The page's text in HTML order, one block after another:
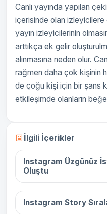
Canlı yayında yapılan
içerisinde olan izleyicilere
yayın izleyicilerinin
arttıkça ek gelir
alınmasına neden olur.
rağmen daha çok kişinin
de çoğu kişi için bir şans
etkileşimde olanların
İlgili İçerikler
16 Aralık 2025
Instagram Üzgünüz
Oluştu
16 Aralık 2025
Instagram Story
16 Aralık 2025